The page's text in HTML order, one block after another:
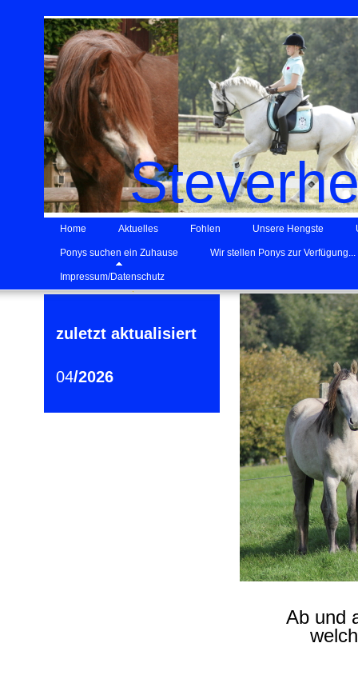
Home Aktuelles Fohlen Unsere Hengste
Ponys suchen ein Zuhause Wir stellen Ponys zur Verfügung...
Impressum/Datenschutz
zuletzt aktualisiert
04/2026
Ab und